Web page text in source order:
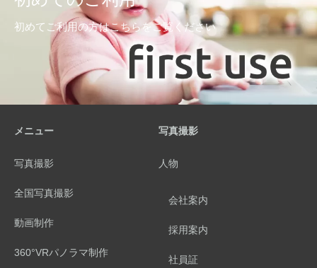
初めてご利用の方はこちらをご覧ください
メニュー
写真撮影
全国写真撮影
動画制作
360°VRパノラマ制作
写真撮影
人物
会社案内
採用案内
社員証